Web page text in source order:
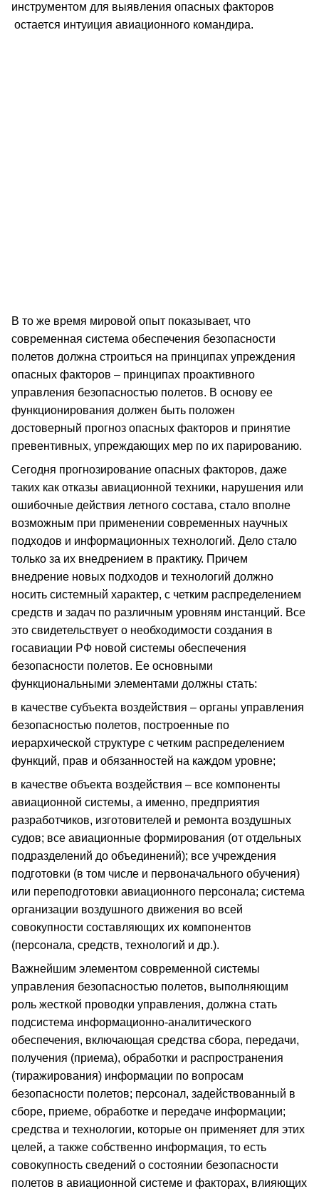
инструментом для выявления опасных факторов
остается интуиция авиационного командира.
В то же время мировой опыт показывает, что
современная система обеспечения безопасности
полетов должна строиться на принципах упреждения
опасных факторов – принципах проактивного
управления безопасностью полетов. В основу ее
функционирования должен быть положен
достоверный прогноз опасных факторов и принятие
превентивных, упреждающих мер по их парированию.
Сегодня прогнозирование опасных факторов, даже
таких как отказы авиационной техники, нарушения или
ошибочные действия летного состава, стало вполне
возможным при применении современных научных
подходов и информационных технологий. Дело стало
только за их внедрением в практику. Причем
внедрение новых подходов и технологий должно
носить системный характер, с четким распределением
средств и задач по различным уровням инстанций. Все
это свидетельствует о необходимости создания в
госавиации РФ новой системы обеспечения
безопасности полетов. Ее основными
функциональными элементами должны стать:
в качестве субъекта воздействия – органы управления
безопасностью полетов, построенные по
иерархической структуре с четким распределением
функций, прав и обязанностей на каждом уровне;
в качестве объекта воздействия – все компоненты
авиационной системы, а именно, предприятия
разработчиков, изготовителей и ремонта воздушных
судов; все авиационные формирования (от отдельных
подразделений до объединений); все учреждения
подготовки (в том числе и первоначального обучения)
или переподготовки авиационного персонала; система
организации воздушного движения во всей
совокупности составляющих их компонентов
(персонала, средств, технологий и др.).
Важнейшим элементом современной системы
управления безопасностью полетов, выполняющим
роль жесткой проводки управления, должна стать
подсистема информационно-аналитического
обеспечения, включающая средства сбора, передачи,
получения (приема), обработки и распространения
(тиражирования) информации по вопросам
безопасности полетов; персонал, задействованный в
сборе, приеме, обработке и передаче информации;
средства и технологии, которые он применяет для этих
целей, а также собственно информация, то есть
совокупность сведений о состоянии безопасности
полетов в авиационной системе и факторах, влияющих